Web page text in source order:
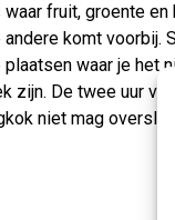
fruit, groente
komt
waar je het
zijn. De twee uur
niet mag